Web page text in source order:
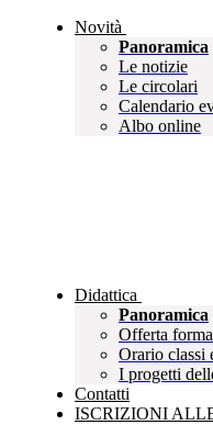
Novità
Panoramica
Le notizie
Le circolari
Calendario
Albo online
Didattica
Panoramica
Offerta
Orario classi
I progetti
Contatti
ISCRIZIONI